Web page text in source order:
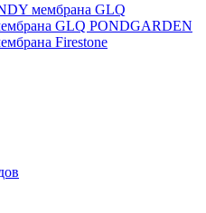
мембрана GLQ
GLQ PONDGARDEN
Firestone